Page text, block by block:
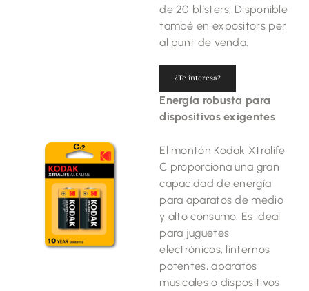
de 20 blísters, Disponible
també en expositors per
al punt de venda.
¿Te interesa?
Energía robusta para
dispositivos exigentes
El montón Kodak Xtralife
C proporciona una gran
capacidad de energía
para aparatos de medio
y alto consumo. Es ideal
para juguetes
electrónicos, linternos
potentes, aparatos
musicales o dispositivos